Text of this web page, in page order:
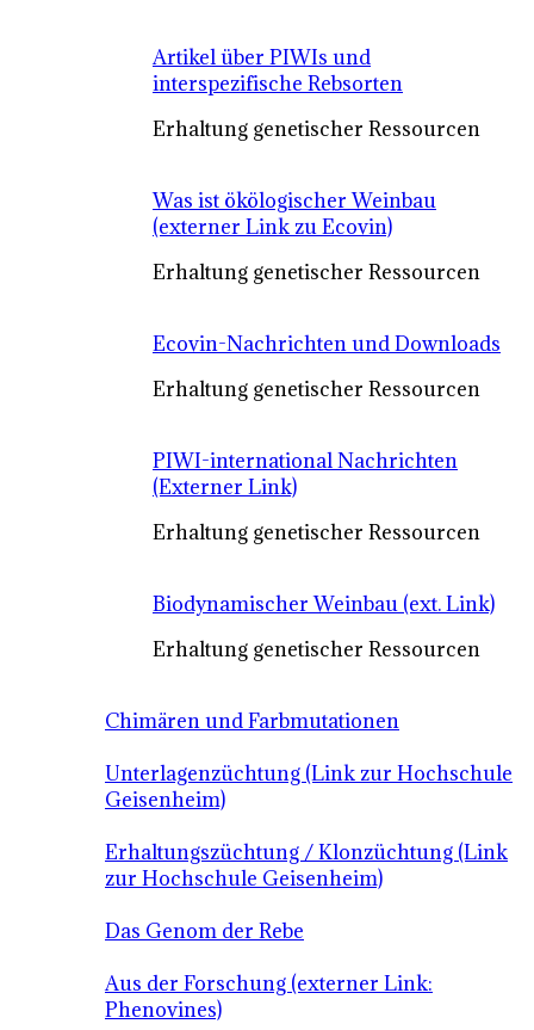
Artikel über PIWIs und
interspezifische Rebsorten
Erhaltung genetischer Ressourcen
Was ist ökölogischer Weinbau
(externer Link zu Ecovin)
Erhaltung genetischer Ressourcen
Ecovin-Nachrichten und Downloads
Erhaltung genetischer Ressourcen
PIWI-international Nachrichten
(Externer Link)
Erhaltung genetischer Ressourcen
Biodynamischer Weinbau (ext. Link)
Erhaltung genetischer Ressourcen
Chimären und Farbmutationen
Unterlagenzüchtung (Link zur Hochschule
Geisenheim)
Erhaltungszüchtung / Klonzüchtung (Link
zur Hochschule Geisenheim)
Das Genom der Rebe
Aus der Forschung (externer Link:
Phenovines)